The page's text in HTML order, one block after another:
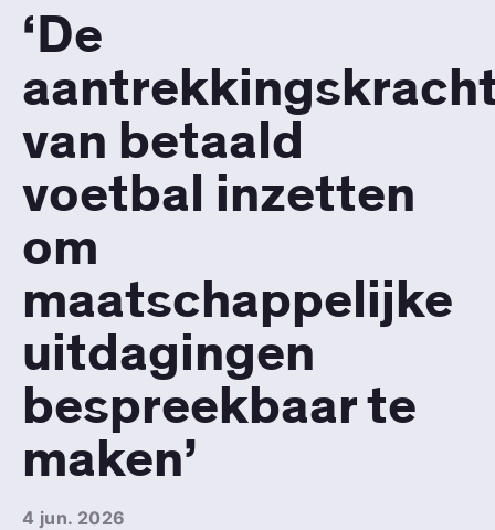
‘De
van betaald
voetbal inzetten
om
maatschappelijke
uitdagingen
bespreekbaar te
maken’
4 jun. 2026